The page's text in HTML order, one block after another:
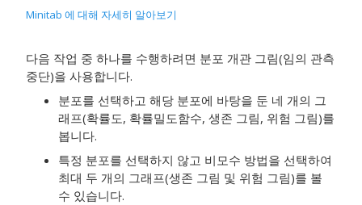
Minitab 에 대해 자세히 알아보기
다음 작업 중 하나를 수행하려면 분포 개관 그림(임의 관측
중단)을 사용합니다.
분포를 선택하고 해당 분포에 바탕을 둔 네 개의 그
래프(확률도, 확률밀도함수, 생존 그림, 위험 그림)를
봅니다.
특정 분포를 선택하지 않고 비모수 방법을 선택하여
최대 두 개의 그래프(생존 그림 및 위험 그림)를 볼
수 있습니다.